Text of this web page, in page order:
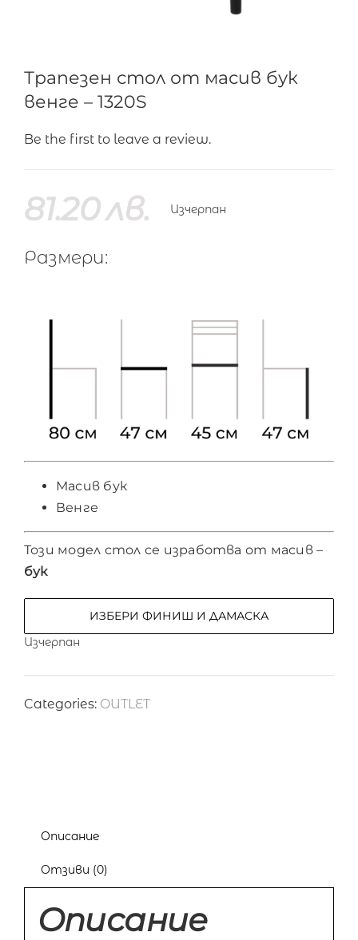
Трапезен стол от масив бук
венге – 1320S
Be the first to leave a review.
81.20лв. Изчерпан
Размери:
Масив бук
Венге
Този модел стол се изработва от масив –
бук
ИЗБЕРИ ФИНИШ И ДАМАСКА
Изчерпан
Categories: OUTLET
Описание
Отзиви (0)
Описание